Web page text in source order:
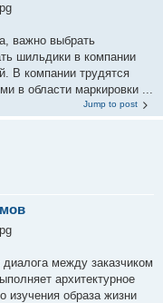
важно выбрать
шильдики в компании
В компании трудятся
в области маркировки ...
Jump to post
между заказчиком
архитектурное
изучения образа жизни